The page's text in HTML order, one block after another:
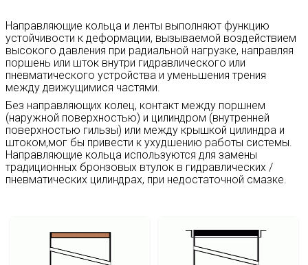
СТАТИЧЕСКИЕ
УПЛОТНЕНИЕ
/
УПЛОТНИТЕЛЬНЫЕ
КОЛЬЦА
УПЛОТНЕНИЯ
ВРАЩАЮЩИХСЯ
ВАЛОВ
ЗАЩИТНЫЕ
КОЛЬЦА
КОЛЬЦА
GGW
GHM
GHT
GHW
GHY
КЗ-G5
TF
Е24
Направляющие кольца и ленты выполняют функцию
устойчивости к деформации, вызываемой воздействием
высокого давления при радиальной нагрузке, направляя
поршень или шток внутри гидравлического или
пневматического устройства и уменьшения трения
между движущимися частями.
Без направляющих колец, контакт между поршнем
(наружной поверхностью) и цилиндром (внутренней
поверхностью гильзы) или между крышкой цилиндра и
штоком,мог бы привести к ухудшению работы системы.
Направляющие кольца используются для замены
традиционных бронзовых втулок в гидравлических /
пневматических цилиндрах, при недостаточной смазке.